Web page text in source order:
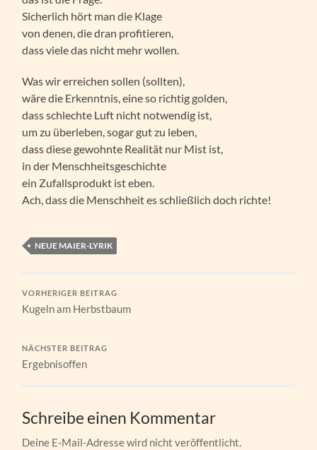
Sicherlich hört man die Klage
von denen, die dran profitieren,
dass viele das nicht mehr wollen.
Was wir erreichen sollen (sollten),
wäre die Erkenntnis, eine so richtig golden,
dass schlechte Luft nicht notwendig ist,
um zu überleben, sogar gut zu leben,
dass diese gewohnte Realität nur Mist ist,
in der Menschheitsgeschichte
ein Zufallsprodukt ist eben.
Ach, dass die Menschheit es schließlich doch richte!
NEUE MAIER-LYRIK
VORHERIGER BEITRAG
Kugeln am Herbstbaum
NÄCHSTER BEITRAG
Ergebnisoffen
Schreibe einen Kommentar
Deine E-Mail-Adresse wird nicht veröffentlicht.